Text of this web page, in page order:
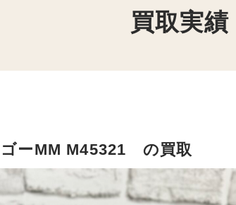
買取実績
ゴーMM M45321 の買取